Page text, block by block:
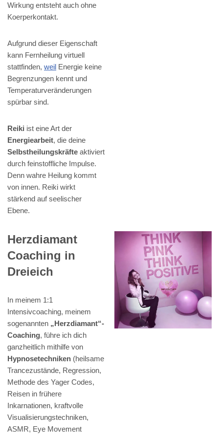
Wirkung entsteht auch ohne
Koerperkontakt.
Aufgrund dieser Eigenschaft
kann Fernheilung virtuell
stattfinden, weil Energie keine
Begrenzungen kennt und
Temperaturveränderungen
spürbar sind.
Reiki ist eine Art der
Energiearbeit, die deine
Selbstheilungskräfte aktiviert
durch feinstoffliche Impulse.
Denn wahre Heilung kommt
von innen. Reiki wirkt
stärkend auf seelischer
Ebene.
Herzdiamant
Coaching in
Dreieich
In meinem 1:1
Intensivcoaching, meinem
sogenannten „Herzdiamant“-
Coaching, führe ich dich
ganzheitlich mithilfe von
Hypnosetechniken (heilsame
Trancezustände, Regression,
Methode des Yager Codes,
Reisen in frühere
Inkarnationen, kraftvolle
Visualisierungstechniken,
ASMR, Eye Movement